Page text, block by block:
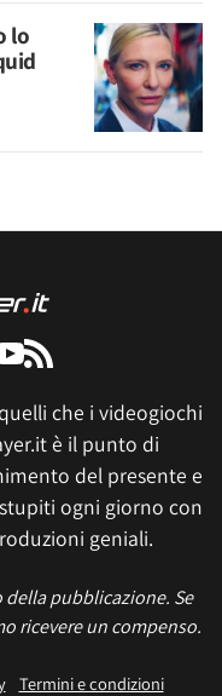
lo
che i videogiochi
è il punto di
del presente e
ogni giorno con
geniali.
pubblicazione. Se
ricevere un compenso.
Termini e condizioni